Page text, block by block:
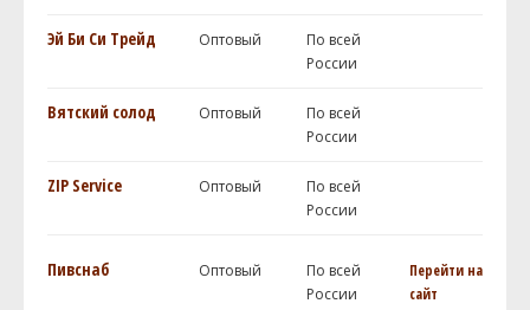
Эй Би Си Трейд Оптовый
По всей
России
Вятский солод Оптовый
По всей
России
ZIP Service Оптовый
По всей
России
Пивснаб Оптовый
По всей
России
Перейти на
сайт